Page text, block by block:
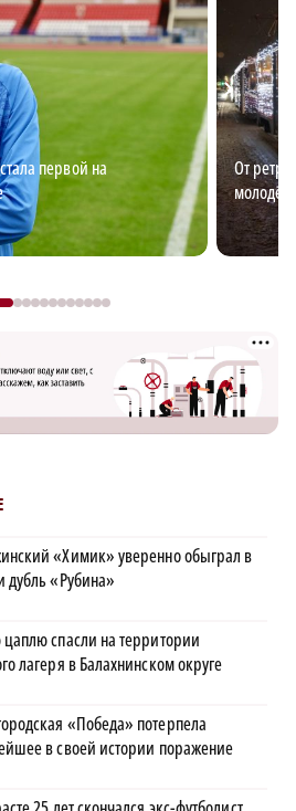
первой на
От
«Химик» уверенно обыграл в
дубль «Рубина»
спасли на территории
лагеря в Балахнинском округе
«Победа» потерпела
в своей истории поражение